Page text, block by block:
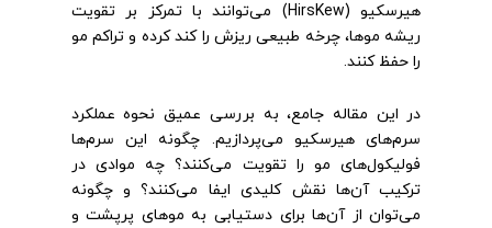
هیرسکیو (HirsKew) می‌توانند با تمرکز بر تقویت
ریشه موها، چرخه طبیعی ریزش را کند کرده و تراکم مو
را حفظ کنند.
در این مقاله جامع، به بررسی عمیق نحوه عملکرد
سرم‌های هیرسکیو می‌پردازیم. چگونه این سرم‌ها
فولیکول‌های مو را تقویت می‌کنند؟ چه موادی در
ترکیب آن‌ها نقش کلیدی ایفا می‌کنند؟ و چگونه
می‌توان از آن‌ها برای دستیابی به موهای پرپشت و